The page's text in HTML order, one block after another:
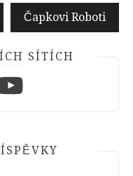
Čapkovi Roboti
SÍTÍCH